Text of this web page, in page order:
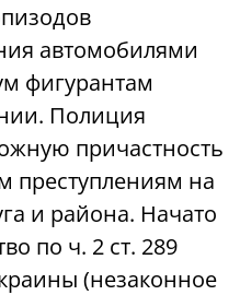
автомобилями
фигурантам
Полиция
причастность
преступлениям на
и района. Начато
по ч. 2 ст. 289
(незаконное